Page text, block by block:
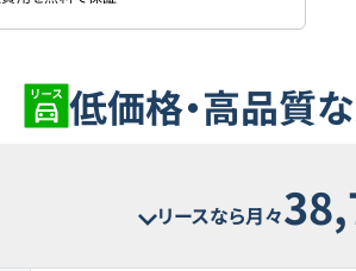
低価格・高品質
リースなら月々